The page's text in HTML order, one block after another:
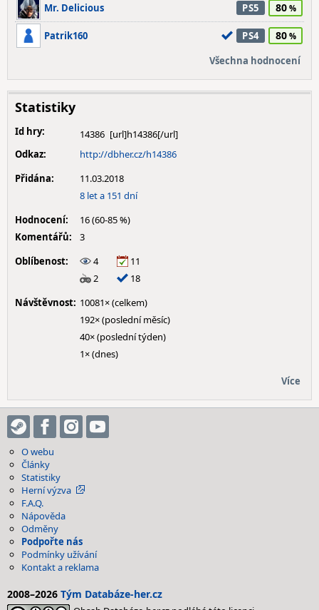
Mr. Delicious PS5 80
Patrik160 PS4 80
Všechna hodnocení
Statistiky
Id hry:
14386
Odkaz:
http://dbher.cz/h14386
Přidána:
11.03.2018
8 let a 151 dní
Hodnocení:
16 (60-85 %)
Komentářů:
3
Oblíbenost:
4
11
2
18
Návštěvnost: 10081× (celkem)
192× (poslední měsíc)
40× (poslední týden)
1× (dnes)
Více
O webu
Články
Statistiky
Herní výzva
F.A.Q.
Nápověda
Odměny
Podpořte nás
Podmínky užívání
Kontakt a reklama
2008–2026 Tým Databáze-her.cz